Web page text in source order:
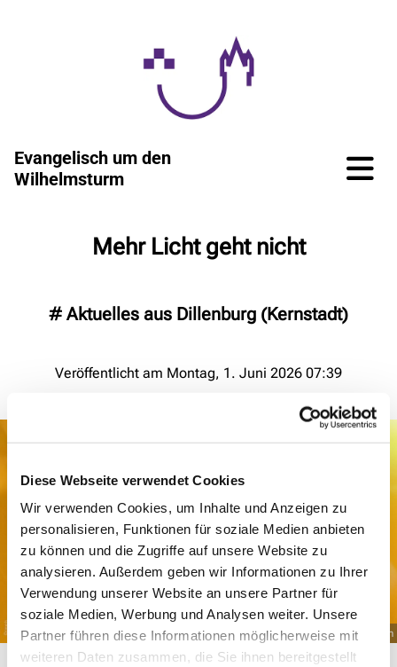
Diese Webseite verwendet Cookies
Wir verwenden Cookies, um Inhalte und Anzeigen zu
personalisieren, Funktionen für soziale Medien anbieten
zu können und die Zugriffe auf unsere Website zu
analysieren. Außerdem geben wir Informationen zu Ihrer
Verwendung unserer Website an unsere Partner für
soziale Medien, Werbung und Analysen weiter. Unsere
Partner führen diese Informationen möglicherweise mit
weiteren Daten zusammen, die Sie ihnen bereitgestellt
Evangelisch um den
Wilhelmsturm
Mehr Licht geht nicht
# Aktuelles aus Dillenburg (Kernstadt)
Veröffentlicht am Montag, 1. Juni 2026 07:39
© pexels · A. Halim